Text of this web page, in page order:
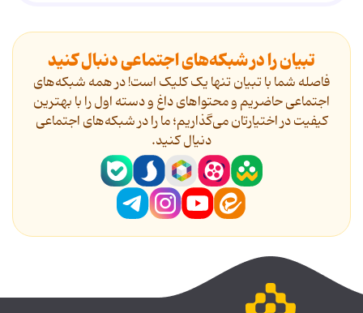
تبیان را در شبکه‌های اجتماعی دنبال کنید
فاصله شما با تبیان تنها یک کلیک است! در همه شبکه‌های
اجتماعی حاضریم و محتواهای داغ و دسته اول را با بهترین
کیفیت در اختیارتان می‌گذاریم؛ ما را در شبکه‌های اجتماعی
دنیال کنید.